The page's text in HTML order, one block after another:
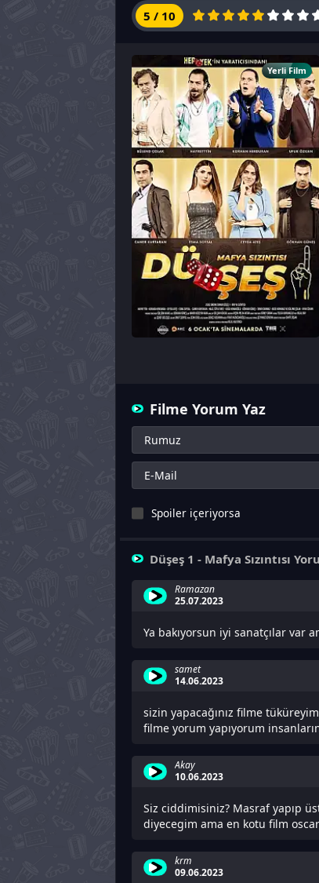
5 / 10
Yerli Film
Filme Yorum Yaz
Spoiler içeriyorsa
Düşeş 1 - Mafya Sızıntısı
Ramazan
25.07.2023
Ya bakıyorsun iyi sanatçılar var
samet
14.06.2023
sizin yapacağınız filme
filme yorum yapıyorum
Akay
10.06.2023
Siz ciddimisiniz? Masraf yapıp
diyecegim ama en kotu film
krm
09.06.2023